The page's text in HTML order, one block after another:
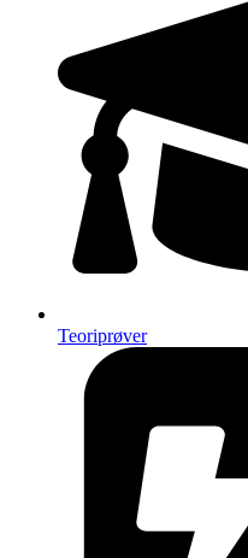
Teoriprøver